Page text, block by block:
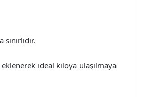
ideal kiloya ulaşılmaya